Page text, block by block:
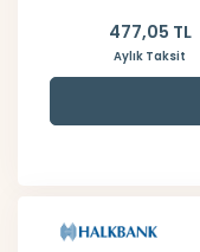
477,05 TL
Aylık Taksit